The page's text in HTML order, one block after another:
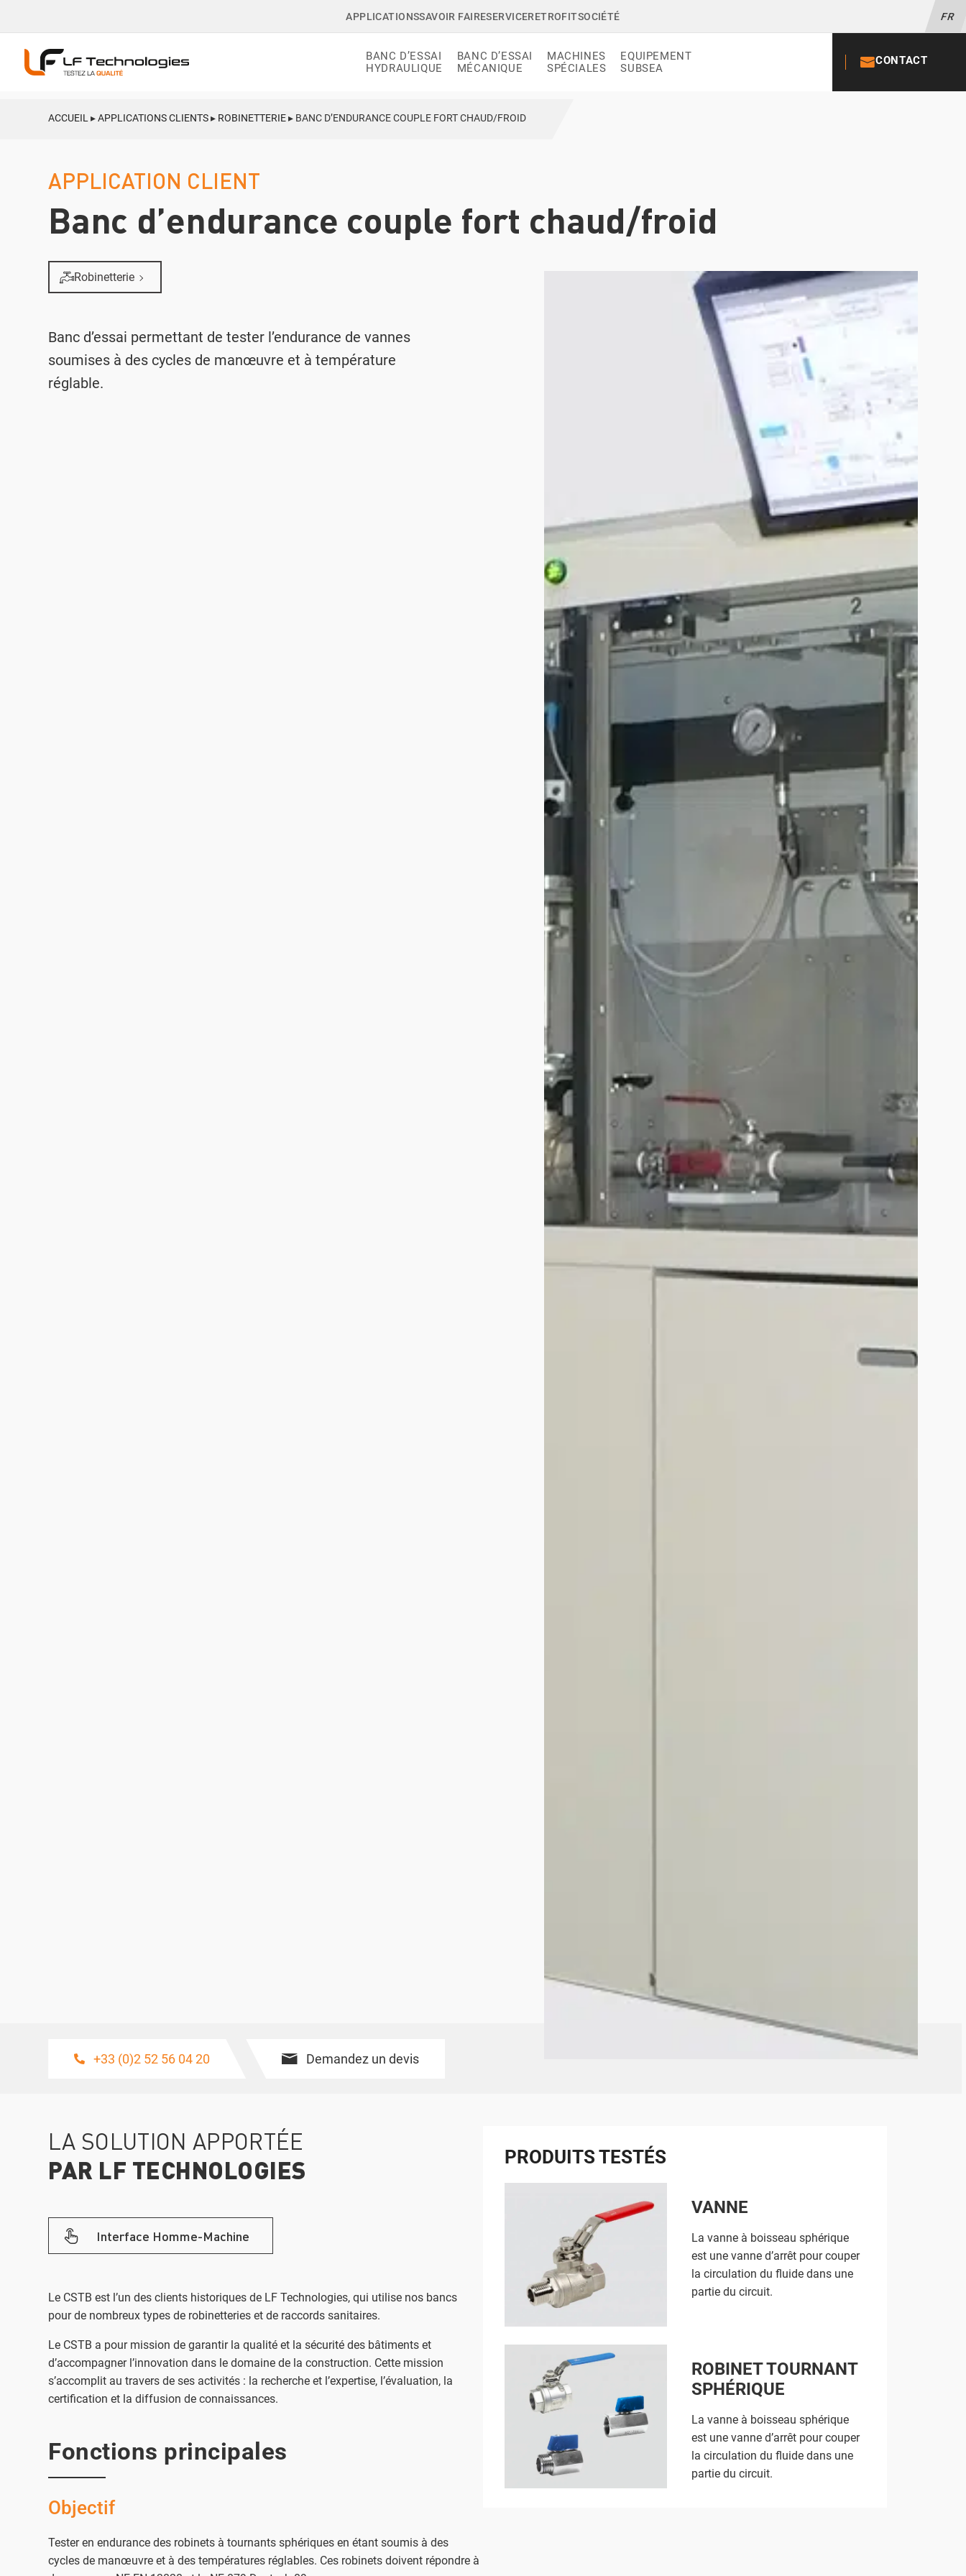
APPLICATIONSSAVOIR FAIRESERVICERETROFITSOCIÉTÉ FR
BANC D’ESSAI
HYDRAULIQUE
BANC D’ESSAI
MÉCANIQUE
MACHINES
SPÉCIALES
EQUIPEMENT
SUBSEA
+33 02
CONTACT
ACCUEIL ▸APPLICATIONS CLIENTS▸ ROBINETTERIE▸ BANC D’ENDURANCE COUPLE FORT CHAUD/FROID
APPLICATION CLIENT
Banc d’endurance couple fort chaud/froid
Robinetterie
Banc d’essai permettant de tester l’endurance de vannes
soumises à des cycles de manœuvre et à température
réglable.
+33 (0)2 52 56 04 20 Demandez un devis
LA SOLUTION APPORTÉE
PAR LF TECHNOLOGIES
Interface Homme-Machine
Le CSTB est l’un des clients historiques de LF Technologies, qui utilise nos bancs
pour de nombreux types de robinetteries et de raccords sanitaires.
Le CSTB a pour mission de garantir la qualité et la sécurité des bâtiments et
d’accompagner l’innovation dans le domaine de la construction. Cette mission
s’accomplit au travers de ses activités : la recherche et l’expertise, l’évaluation, la
certification et la diffusion de connaissances.
Fonctions principales
Objectif
Tester en endurance des robinets à tournants sphériques en étant soumis à des
cycles de manœuvre et à des températures réglables. Ces robinets doivent répondre à
PRODUITS TESTÉS
VANNE
La vanne à boisseau sphérique
est une vanne d’arrêt pour couper
la circulation du fluide dans une
partie du circuit.
ROBINET TOURNANT
SPHÉRIQUE
La vanne à boisseau sphérique
est une vanne d’arrêt pour couper
la circulation du fluide dans une
partie du circuit.